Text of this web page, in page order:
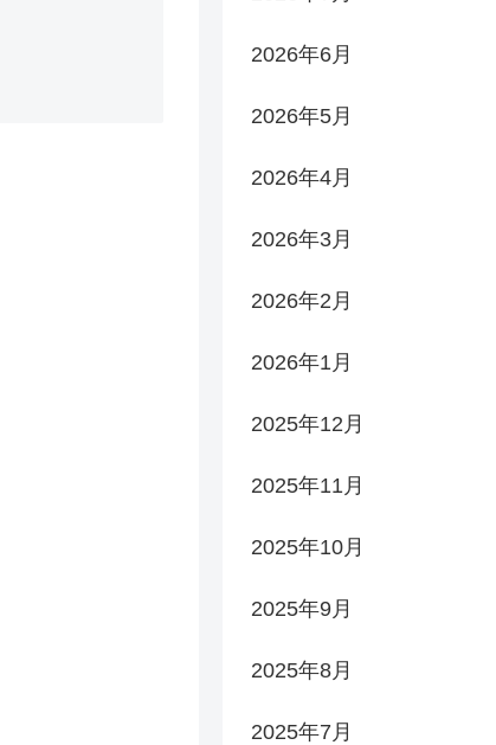
2026年6月
2026年5月
2026年4月
2026年3月
2026年2月
2026年1月
2025年12月
2025年11月
2025年10月
2025年9月
2025年8月
2025年7月